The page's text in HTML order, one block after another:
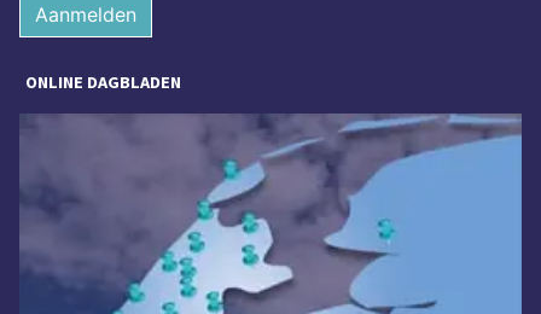
Aanmelden
ONLINE DAGBLADEN